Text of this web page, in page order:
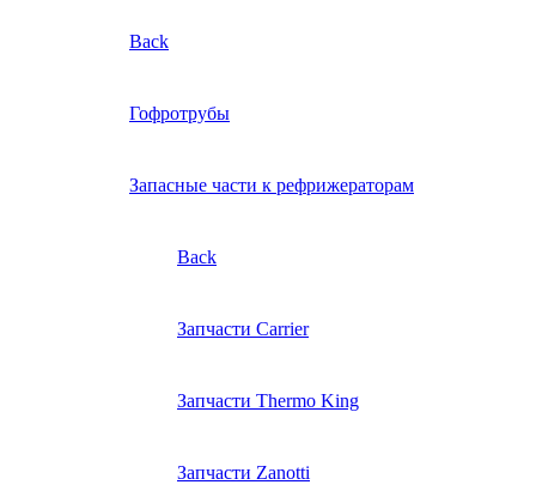
Back
Гофротрубы
Запасные части к рефрижераторам
Back
Запчасти Carrier
Запчасти Thermo King
Запчасти Zanotti